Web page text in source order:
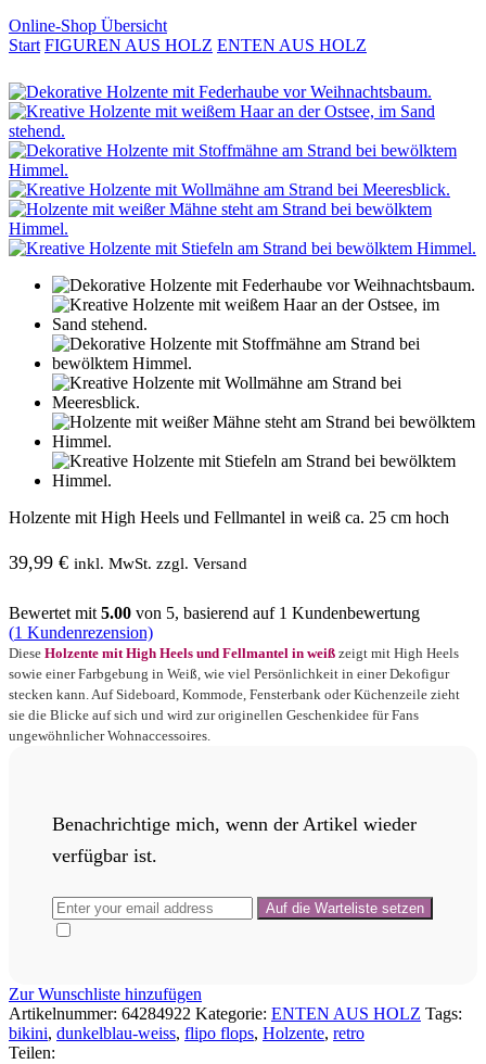
Online-Shop Übersicht
Start FIGUREN AUS HOLZ ENTEN AUS HOLZ
Holzente mit High Heels und Fellmantel in weiß ca. 25 cm hoch
39,99 € inkl. MwSt. zzgl. Versand
Bewertet mit 5.00 von 5, basierend auf 1 Kundenbewertung
(1 Kundenrezension)
Diese Holzente mit High Heels und Fellmantel in weiß zeigt mit High Heels
sowie einer Farbgebung in Weiß, wie viel Persönlichkeit in einer Dekofigur
stecken kann. Auf Sideboard, Kommode, Fensterbank oder Küchenzeile zieht
sie die Blicke auf sich und wird zur originellen Geschenkidee für Fans
ungewöhnlicher Wohnaccessoires.
Benachrichtige mich, wenn der Artikel wieder
verfügbar ist.
Zur Wunschliste hinzufügen
Artikelnummer: 64284922 Kategorie: ENTEN AUS HOLZ Tags:
bikini, dunkelblau-weiss, flipo flops, Holzente, retro
Teilen: